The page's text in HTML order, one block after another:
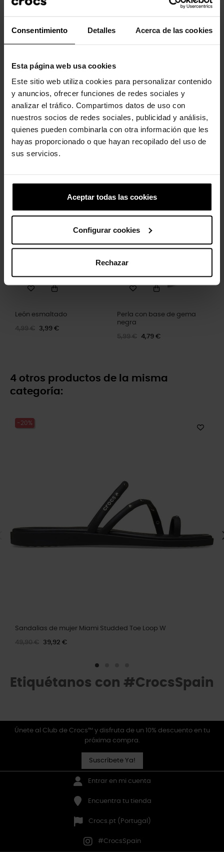
Consentimiento Detalles Acerca de las cookies
Esta página web usa cookies
Este sitio web utiliza cookies para personalizar contenido
y anuncios, ofrecer funciones de redes sociales y
analizar el tráfico. Compartimos datos de uso con
nuestros socios de redes sociales, publicidad y análisis,
quienes pueden combinarla con otra información que les
hayas proporcionado o que hayan recopilado del uso de
sus servicios.
Aceptar todas las cookies
Configurar cookies
Rechazar
Los clientes que compraron este
-20%
79,90 € 63,92 €
León esmaltado
4,99 € 3,99 €
Perla con base de gema
negra
5,99 € 4,79 €
4 otros productos de la misma
categoría:
-20%
Sandalias de mujer Miami Studded Toe Loop W
49,90 € 39,92 €
Etiquétanos con #CrocsSpain
Únete al Club de Crocs™ y disfruta de un 10% descuento en tu
próxima compra.
Suscríbete Ya!
Entrar en mi cuenta
Encuentra tu tienda
Crocs.pt (Portugal)
#CrocsSpain